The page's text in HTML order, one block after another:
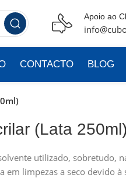
Apoio ao
CONTACTO BLOG
(Lata 250ml)
utilizado, sobretudo,
em limpezas a seco devido à